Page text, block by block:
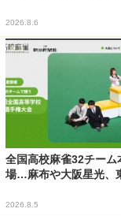
2026.8.6
全国高校麻雀32チーム
場…麻布や大阪星光、
2026.8.5